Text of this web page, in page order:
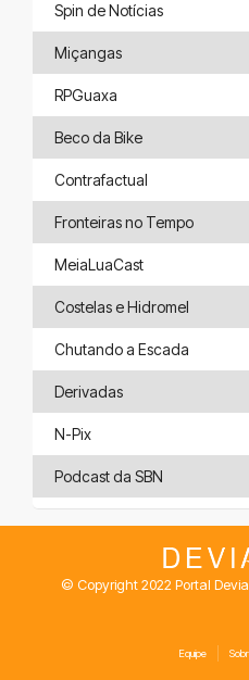
Spin de Notícias
Miçangas
RPGuaxa
Beco da Bike
Contrafactual
Fronteiras no Tempo
MeiaLuaCast
Costelas e Hidromel
Chutando a Escada
Derivadas
N-Pix
Podcast da SBN
© Copyright 2022 Portal
Equipe